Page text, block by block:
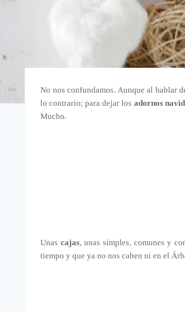
No nos confundamos. Aunque al hablar
lo contrario; para dejar los adornos
Mucho.
Unas cajas, unas simples, comunes y
tiempo y que ya no nos caben ni en el